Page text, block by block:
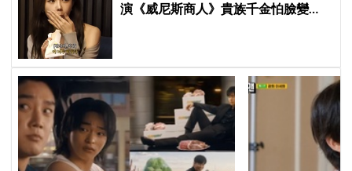
演《威尼斯商人》貴族千金怕臉變